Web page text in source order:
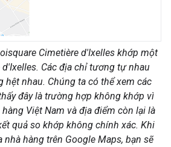
Cimetière d'Ixelles khớp một
Các địa chỉ tương tự nhau
hệt nhau. Chúng ta có thể xem các
đây là trường hợp không khớp vì
Việt Nam và địa điểm còn lại là
quả so khớp không chính xác. Khi
hàng trên Google Maps, bạn sẽ